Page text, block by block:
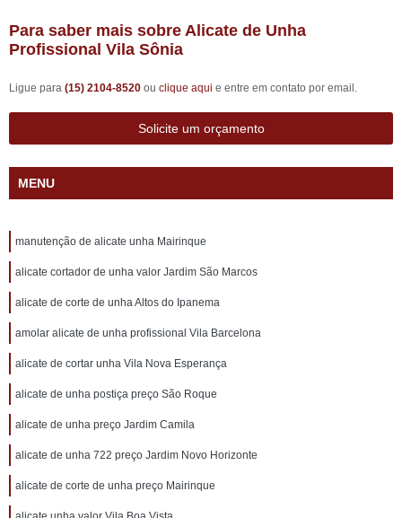
Para saber mais sobre Alicate de Unha
Profissional Vila Sônia
Ligue para (15) 2104-8520 ou clique aqui e entre em contato por email.
Solicite um orçamento
MENU
manutenção de alicate unha Mairinque
alicate cortador de unha valor Jardim São Marcos
alicate de corte de unha Altos do Ipanema
amolar alicate de unha profissional Vila Barcelona
alicate de cortar unha Vila Nova Esperança
alicate de unha postiça preço São Roque
alicate de unha preço Jardim Camila
alicate de unha 722 preço Jardim Novo Horizonte
alicate de corte de unha preço Mairinque